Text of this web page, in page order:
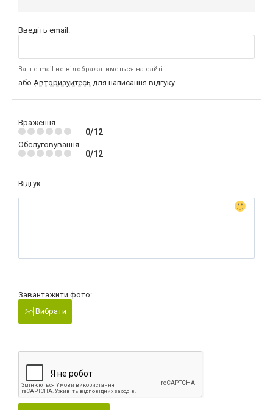
Введіть email:
Ваш e-mail не відображатиметься на сайті
або Авторизуйтесь для написання відгуку
Враження
0/12
Обслуговування
0/12
Відгук:
Завантажити фото:
Вибрати